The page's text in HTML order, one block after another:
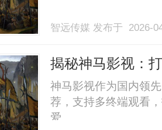
智远传媒 发布于 2026-
揭秘神马影视：
神马影视作为国内领
荐，支持多终端观看
爱。......